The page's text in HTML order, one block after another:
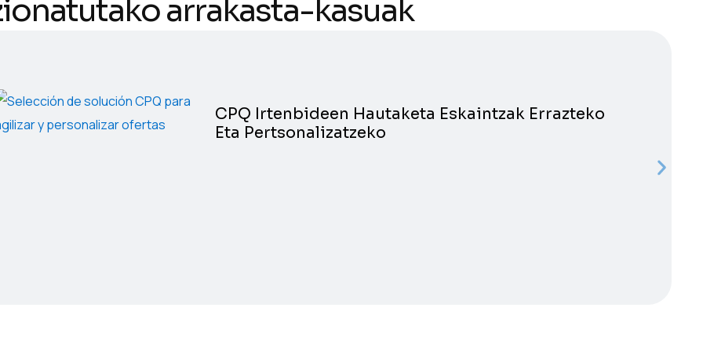
arrakasta-kasuak
CPQ Irtenbideen Hautaketa Eskaintzak Errazteko
Eta Pertsonalizatzeko